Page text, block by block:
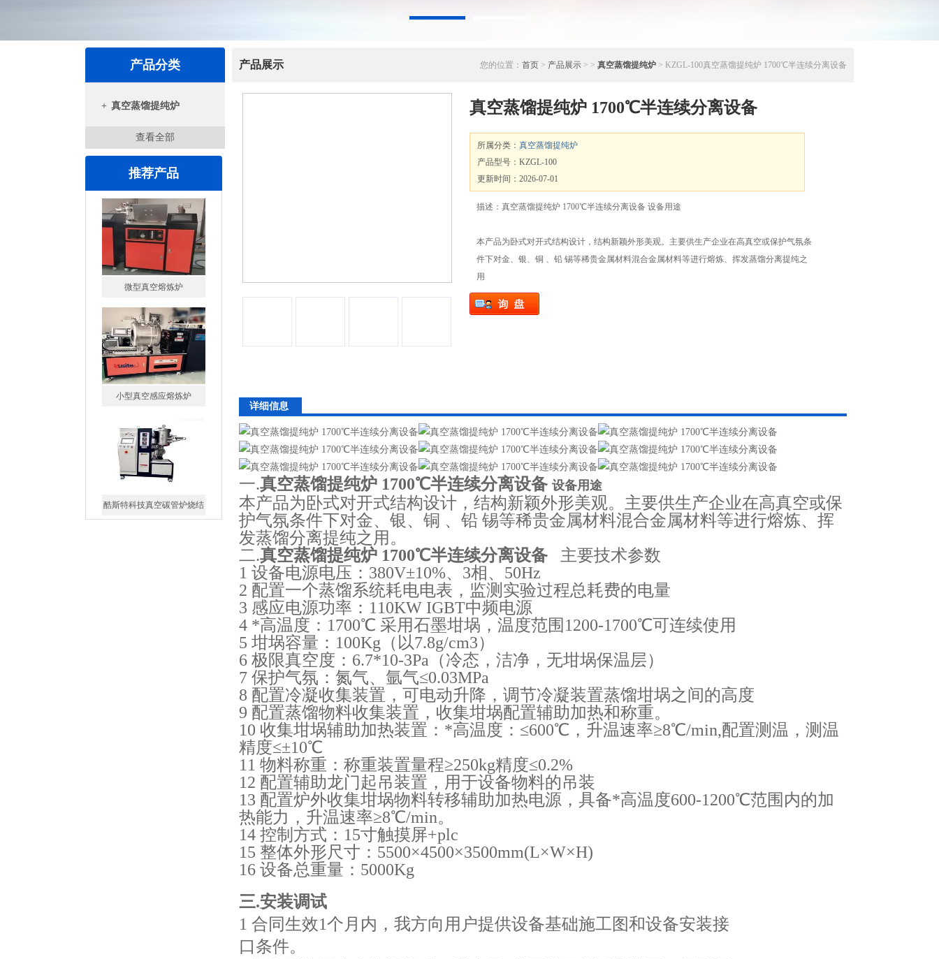
产品分类
+ 真空蒸馏提纯炉
查看全部
推荐产品
微型真空熔炼炉
小型真空感应熔炼炉
酷斯特科技真空碳管炉烧结
产品展示 您的位置： 首页 > 产品展示 > > 真空蒸馏提纯炉 > KZGL-100真空蒸馏提纯炉 1700℃半连续分离设备
真空蒸馏提纯炉 1700℃半连续分离设备
所属分类： 真空蒸馏提纯炉
产品型号：KZGL-100
更新时间：2026-07-01
描述：真空蒸馏提纯炉 1700℃半连续分离设备 设备用途
本产品为卧式对开式结构设计，结构新颖外形美观。主要供生产企业在高真空或保护气氛条
件下对金、银、铜 、铅 锡等稀贵金属材料混合金属材料等进行熔炼、挥发蒸馏分离提纯之
用
详细信息
一.真空蒸馏提纯炉 1700℃半连续分离设备 设备用途
本产品为卧式对开式结构设计，结构新颖外形美观。主要供生产企业在高真空或保
护气氛条件下对金、银、铜 、铅 锡等稀贵金属材料混合金属材料等进行熔炼、挥
发蒸馏分离提纯之用。
二.真空蒸馏提纯炉 1700℃半连续分离设备
主要技术参数
1 设备电源电压：380V±10%、3相、50Hz
2 配置一个蒸馏系统耗电电表，监测实验过程总耗费的电量
3 感应电源功率：110KW IGBT中频电源
4 *高温度：1700℃ 采用石墨坩埚，温度范围1200-1700℃可连续使用
5 坩埚容量：100Kg（以7.8g/cm3）
6 极限真空度：6.7*10-3Pa（冷态，洁净，无坩埚保温层）
7 保护气氛：氮气、氩气≤0.03MPa
8 配置冷凝收集装置，可电动升降，调节冷凝装置蒸馏坩埚之间的高度
9 配置蒸馏物料收集装置，收集坩埚配置辅助加热和称重。
10 收集坩埚辅助加热装置：*高温度：≤600℃，升温速率≥8℃/min,配置测温，测温
精度≤±10℃
11 物料称重：称重装置量程≥250kg精度≤0.2%
12 配置辅助龙门起吊装置，用于设备物料的吊装
13 配置炉外收集坩埚物料转移辅助加热电源，具备*高温度600-1200℃范围内的加
热能力，升温速率≥8℃/min。
14 控制方式：15寸触摸屏+plc
15 整体外形尺寸：5500×4500×3500mm(L×W×H)
16 设备总重量：5000Kg
三.安装调试
1 合同生效1个月内，我方向用户提供设备基础施工图和设备安装接
口条件。